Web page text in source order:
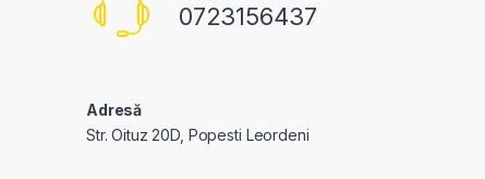
0723156437
Adresă
Str. Oituz 20D, Popesti Leordeni